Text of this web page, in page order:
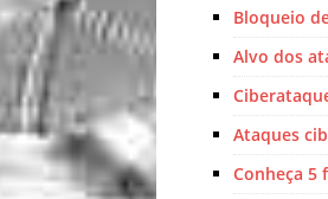
Bloqueio
Alvo dos
Ataques
Conheça 5